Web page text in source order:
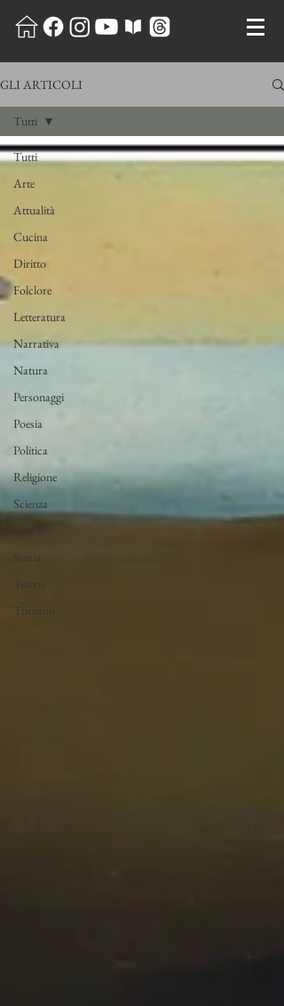
GLI ARTICOLI
Tutti
Arte
Attualità
Cucina
Diritto
Folclore
Letteratura
Narrativa
Natura
Personaggi
Poesia
Politica
Religione
Scienza
Storia
Teatro
Turismo
Tutti